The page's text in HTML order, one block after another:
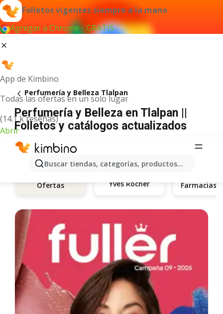
Folletos vigentes siempre a la mano
Agregar a Chrome - GRATIS
App de Kimbino
Todas las ofertas en un solo lugar
(14.1 k reseñas)
Abrir
Buscar tiendas, categorías, productos...
Perfumería y Belleza Tlalpan
Perfumería y Belleza en Tlalpan ||
Folletos y catálogos actualizados
Ofertas Yves Rocher